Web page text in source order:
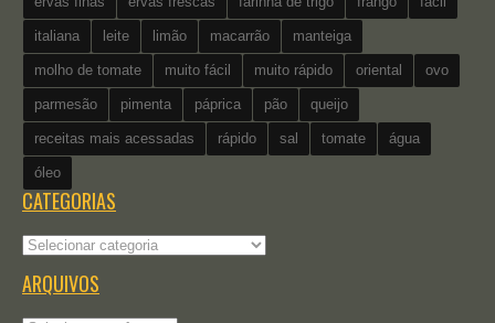
italiana leite limão macarrão manteiga
molho de tomate muito fácil muito rápido oriental ovo
parmesão pimenta páprica pão queijo
receitas mais acessadas rápido sal tomate água
óleo
CATEGORIAS
Categorias
ARQUIVOS